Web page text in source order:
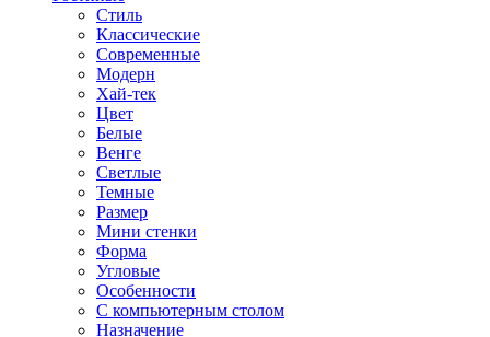
Стиль
Классические
Современные
Модерн
Хай-тек
Цвет
Белые
Венге
Светлые
Темные
Размер
Мини стенки
Форма
Угловые
Особенности
С компьютерным столом
Назначение